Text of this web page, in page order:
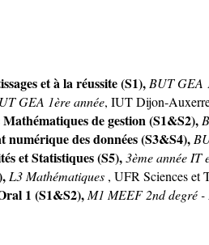
et à la réussite (S1), BUT GEA
GEA 1ère année, IUT Dijon-
de gestion (S1&S2),
des données (S3&S4),
et Statistiques (S5),3ème année IT
L3 Mathématiques , UFR Sciences et
1 (S1&S2),M1 MEEF 2nd degré -